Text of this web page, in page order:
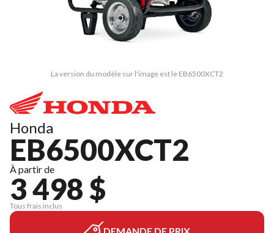
La version du modèle sur l'image est le EB6500XCT2
Honda
EB6500XCT2
À partir de
3 498 $
Tous frais inclus